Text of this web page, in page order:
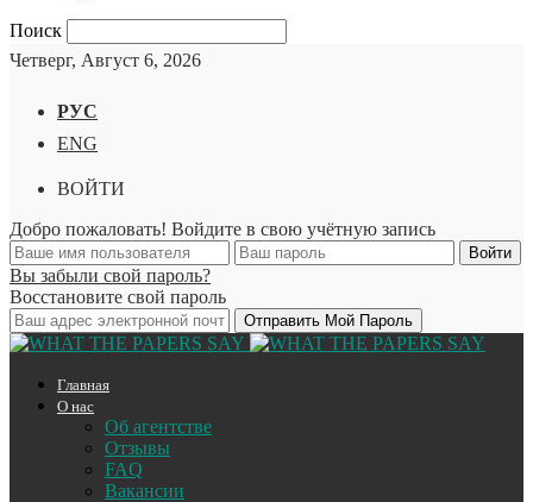
Поиск
Четверг, Август 6, 2026
РУС
ENG
ВОЙТИ
Добро пожаловать! Войдите в свою учётную запись
Вы забыли свой пароль?
Восстановите свой пароль
Главная
О нас
Об агентстве
Отзывы
FAQ
Вакансии